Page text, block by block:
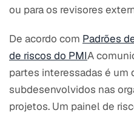
ou para os revisores
De acordo com Padrões
de riscos do PMIA
partes interessadas é um
subdesenvolvidos nas
projetos. Um painel de